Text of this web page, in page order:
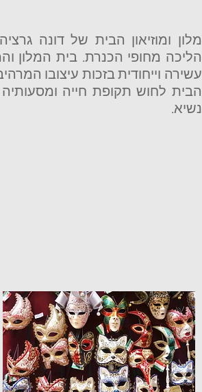
מלון ומוזיאון הבית של דונה
הליכה מחופי הכנרת. בית המלון
הבית לחוש תקופת חייה
נשיא.